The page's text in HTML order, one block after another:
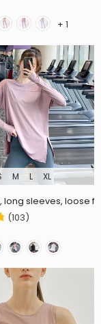
+ 1
neck, plain,
M L XL
long sleeves, loose
(103)